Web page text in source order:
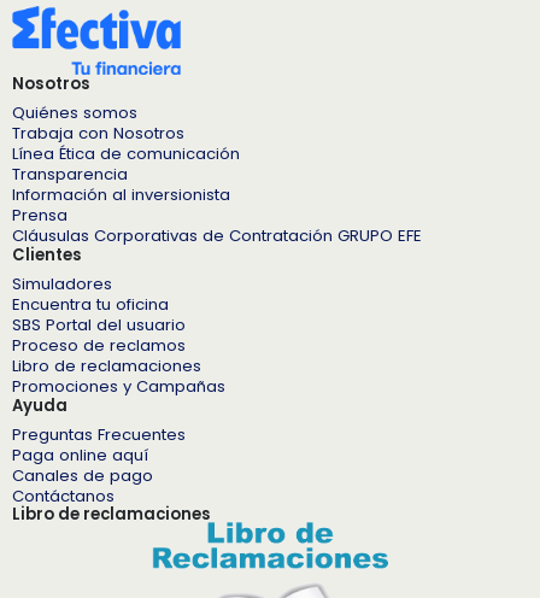
Nosotros
Quiénes somos
Trabaja con Nosotros
Línea Ética de comunicación
Transparencia
Información al inversionista
Prensa
Cláusulas Corporativas de Contratación GRUPO EFE
Clientes
Simuladores
Encuentra tu oficina
SBS Portal del usuario
Proceso de reclamos
Libro de reclamaciones
Promociones y Campañas
Ayuda
Preguntas Frecuentes
Paga online aquí
Canales de pago
Contáctanos
Libro de reclamaciones